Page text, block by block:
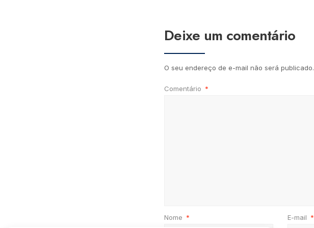
Deixe um comentário
O seu endereço de e-mail não será publicado.
Comentário *
Nome * E-mail *